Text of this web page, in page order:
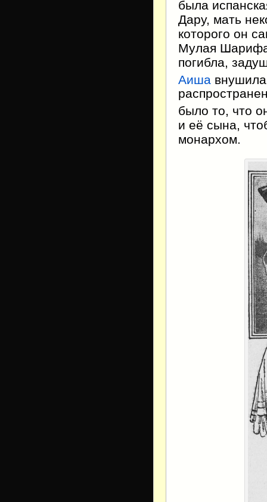
была
Дару, мать
которого он
Мулая
погибла,
Аиша
было то, что
и её сына,
монархом.